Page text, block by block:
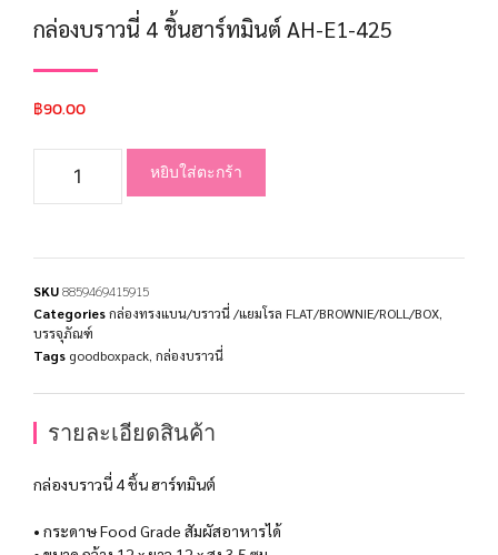
กล่องบราวนี่ 4 ชิ้นฮาร์ทมินต์ AH-E1-425
฿90.00
หยิบใส่ตะกร้า
SKU8859469415915
Categoriesกล่องทรงแบน/บราวนี่ /แยมโรล FLAT/BROWNIE/ROLL/BOX
บรรจุภัณฑ์
Tags goodboxpack กล่องบราวนี่
รายละเอียดสินค้า
กล่องบราวนี่ 4 ชิ้น ฮาร์ทมินต์
• กระดาษ Food Grade สัมผัสอาหารได้